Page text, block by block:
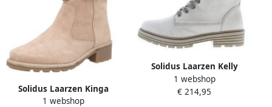
Solidus Laarzen Kinga
1 webshop
Solidus Laarzen Kelly
1 webshop
€ 214,95